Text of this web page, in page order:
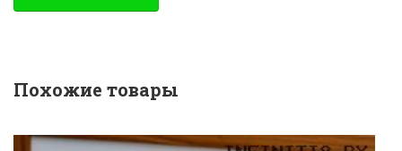
Похожие товары